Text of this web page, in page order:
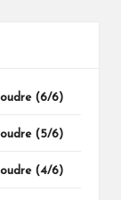
(6/6)
(5/6)
(4/6)